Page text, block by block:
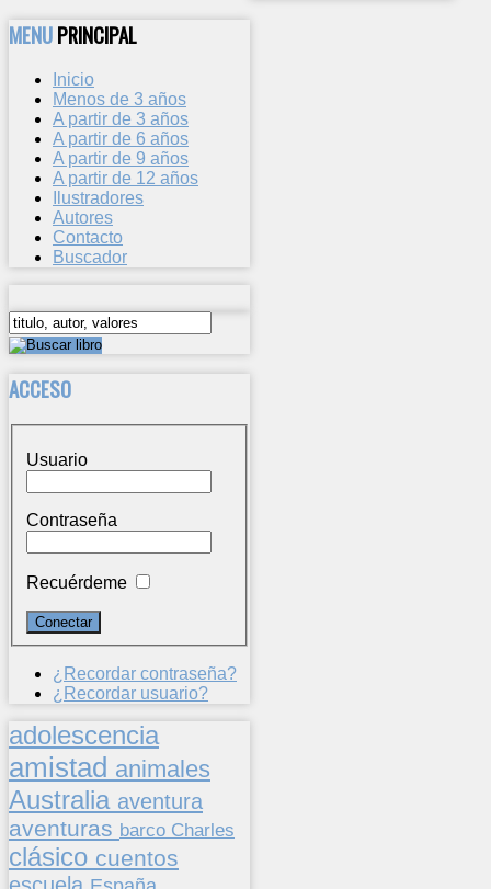
MENUPRINCIPAL
Inicio
Menos de 3 años
A partir de 3 años
A partir de 6 años
A partir de 9 años
A partir de 12 años
Ilustradores
Autores
Contacto
Buscador
ACCESO
Usuario
Contraseña
Recuérdeme
¿Recordar contraseña?
¿Recordar usuario?
adolescencia
amistad animales
Australia aventura
aventuras barco Charles
clásico cuentos
escuela